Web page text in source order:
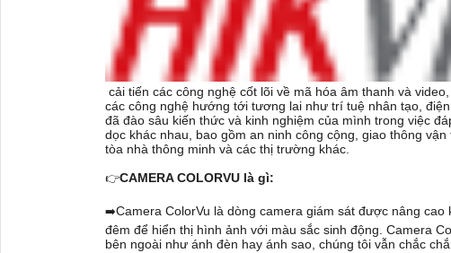
cải tiến các công nghệ cốt lõi về mã hóa âm thanh và
các công nghệ hướng tới tương lai như trí tuệ nhân tạo,
đã đào sâu kiến ​​thức và kinh nghiệm của mình trong việc
dọc khác nhau, bao gồm an ninh công cộng, giao thông
tòa nhà thông minh và các thị trường khác.
👉CAMERA COLORVU là gì:
➡️Camera ColorVu là dòng camera giám sát được nâng
đêm để hiển thị hình ảnh với màu sắc sinh động. Camera
bên ngoài như ánh đèn hay ánh sao, chúng tôi vẫn chắc